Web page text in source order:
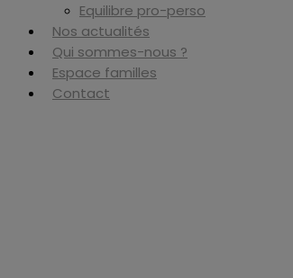
Equilibre pro-perso
Nos actualités
Qui sommes-nous ?
Espace familles
Contact